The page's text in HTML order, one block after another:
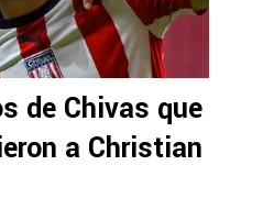
de Chivas que
a Christian